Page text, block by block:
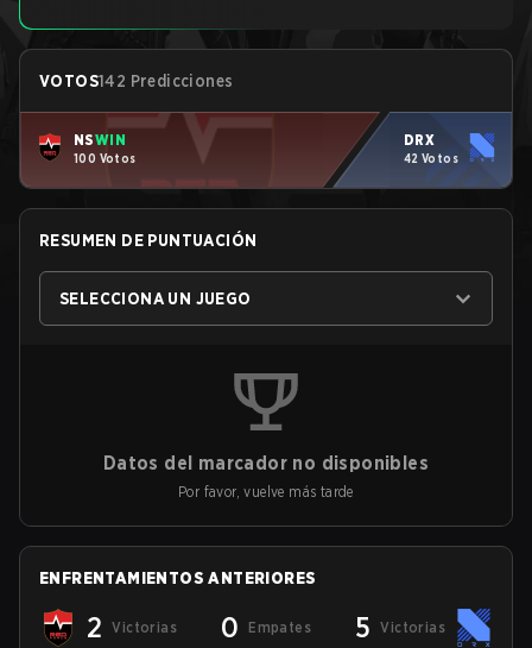
VOTOS142 Predicciones
NSWIN
100 Votos
DRX
42 Votos
RESUMEN DE PUNTUACIÓN
SELECCIONA UN JUEGO
Datos del marcador no disponibles
Por favor, vuelve más tarde
ENFRENTAMIENTOS ANTERIORES
2 Victorias 0 Empates 5 Victorias